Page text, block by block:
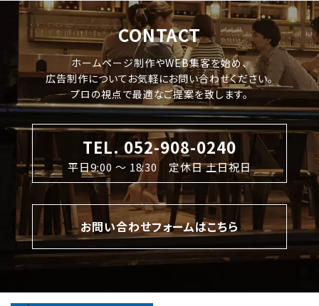
CONTACT
ホームページ制作やWEB集客を始め、
広告制作についてお気軽にお問い合わせください。
プロの視点で最適なご提案を致します。
TEL. 052-908-0240
平日9:00 〜 18:30 定休日 土日祝日
お問い合わせフォームはこちら